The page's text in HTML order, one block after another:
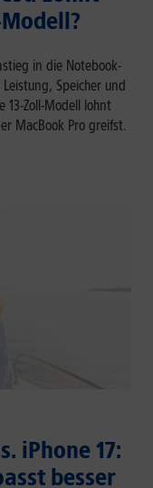
in die Notebook-
Speicher und
Zoll-Modell lohnt
MacBook Pro greifst.
iPhone 17:
besser